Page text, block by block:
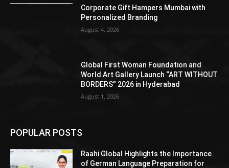
Corporate Gift Hampers Mumbai with
Personalized Branding
August 4, 2026
Global First Woman Foundation and
World Art Gallery Launch “ART WITHOUT
BORDERS” 2026 in Hyderabad
August 1, 2026
POPULAR POSTS
Raahi Global Highlights the Importance
of German Language Preparation for